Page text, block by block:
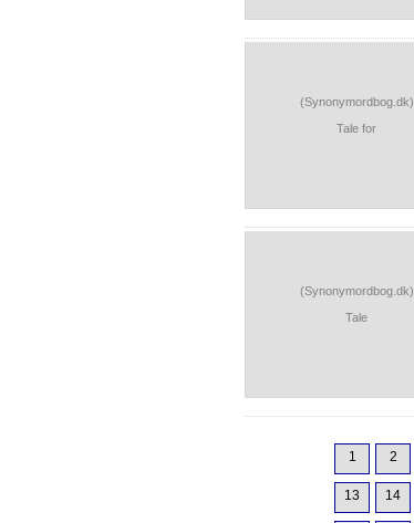
(Synonymordbog.dk)
Tale for
(Synonymordbog.dk)
Tale
1 2
13 14